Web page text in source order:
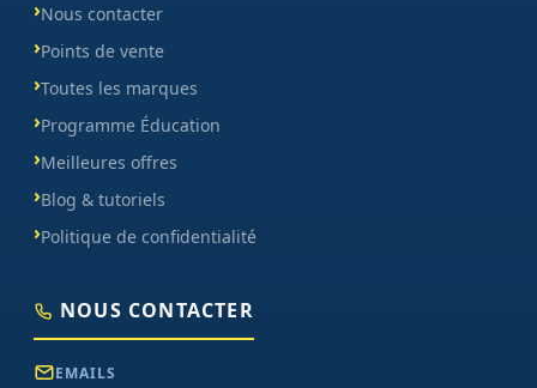
Nous contacter
Points de vente
Toutes les marques
Programme Éducation
Meilleures offres
Blog & tutoriels
Politique de confidentialité
NOUS CONTACTER
EMAILS